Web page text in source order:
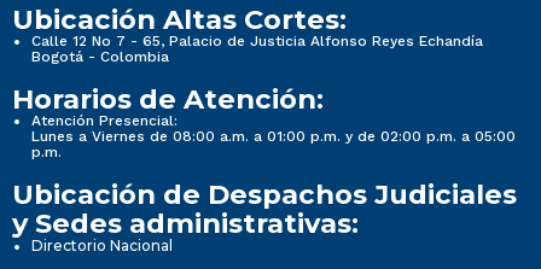
Ubicación Altas Cortes:
Calle 12 No 7 - 65, Palacio de Justicia Alfonso Reyes Echandía
Bogotá - Colombia
Horarios de Atención:
Atención Presencial:
Lunes a Viernes de 08:00 a.m. a 01:00 p.m. y de 02:00 p.m. a 05:00
p.m.
Ubicación de Despachos Judiciales
y Sedes administrativas:
Directorio Nacional